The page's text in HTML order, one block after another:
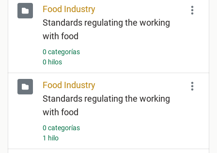
Food Industry
Standards regulating the working
with food
0 categorías
0 hilos
Food Industry
Standards regulating the working
with food
0 categorías
1 hilo